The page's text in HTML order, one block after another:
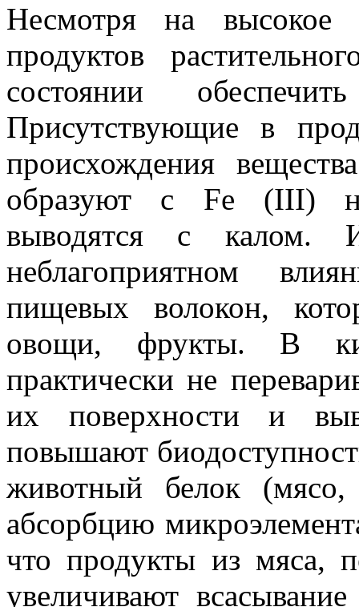
Несмотря на высокое
продуктов
состоянии
Присутствующие в
происхождения
образуют с Fe (III)
выводятся с калом.
неблагоприятном
пищевых волокон,
овощи, фрукты. В
практически не
их поверхности и
повышают
животный белок (мясо,
абсорбцию
что продукты из мяса,
увеличивают